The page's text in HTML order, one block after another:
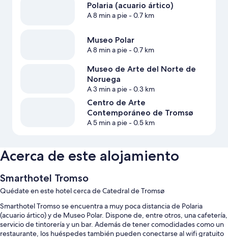
Polaria (acuario ártico)
A 8 min a pie- 0.7 km
Museo Polar
A 8 min a pie- 0.7 km
Museo de Arte del Norte de
Noruega
A 3 min a pie- 0.3 km
Centro de Arte
Contemporáneo de Tromsø
A 5 min a pie- 0.5 km
Acerca de este alojamiento
Smarthotel Tromso
Quédate en este hotel cerca de Catedral de Tromsø
Smarthotel Tromso se encuentra a muy poca distancia de Polaria
(acuario ártico) y de Museo Polar. Dispone de, entre otros, una cafetería,
servicio de tintorería y un bar. Además de tener comodidades como un
restaurante, los huéspedes también pueden conectarse al wifi gratuito